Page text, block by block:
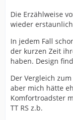
Die Erzählweise
wieder
In jedem Fall
der kurzen Zeit
haben. Design
Der Vergleich
aber mich hätte
Komfortroadster
TT RS z.b.